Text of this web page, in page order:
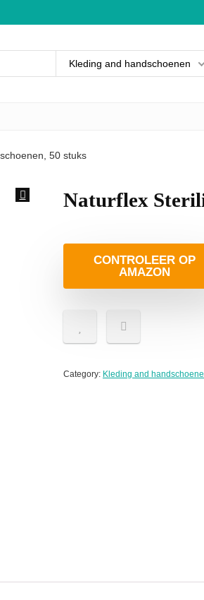
Kleding and handschoenen
50 stuks
Naturflex
CONTROLEER OP
AMAZON
Category: Kleding and